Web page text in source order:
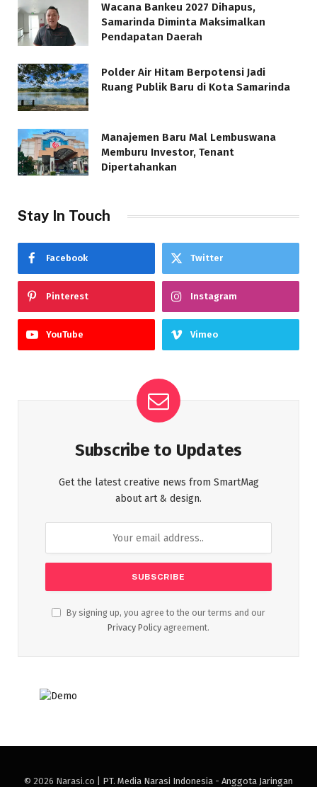
Wacana Bankeu 2027 Dihapus,
Samarinda Diminta Maksimalkan
Pendapatan Daerah
Polder Air Hitam Berpotensi Jadi
Ruang Publik Baru di Kota Samarinda
Manajemen Baru Mal Lembuswana
Memburu Investor, Tenant
Dipertahankan
Stay In Touch
Facebook Twitter
Pinterest Instagram
YouTube Vimeo
Subscribe to Updates
Get the latest creative news from SmartMag
about art & design.
By signing up, you agree to the our terms and our
Privacy Policy agreement.
© 2026 Narasi.co | PT. Media Narasi Indonesia - Anggota Jaringan